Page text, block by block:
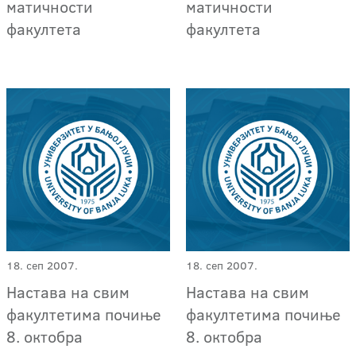
матичности
факултета
матичности
факултета
18. сеп 2007.
Настава на свим
факултетима почиње
8. октобра
18. сеп 2007.
Настава на свим
факултетима почиње
8. октобра